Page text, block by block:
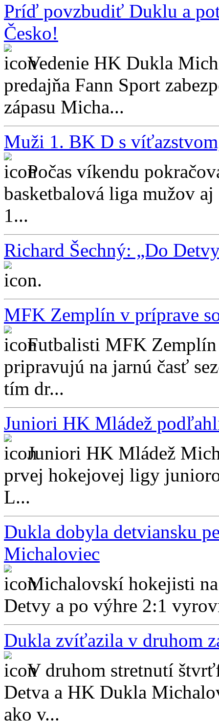
Príď povzbudiť Duklu a
Česko!
Vedenie HK Dukla
predajňa Fann Sport
zápasu Micha...
Muži 1. BK D s
Počas víkendu
basketbalová liga mužov
1...
Richard Šechný: „Do
...
MFK Zemplín v príprave
Futbalisti MFK Zemplín
pripravujú na jarnú časť
tím dr...
Juniori HK Mládež
Juniori HK Mládež
prvej hokejovej ligy
L...
Dukla dobyla detviansku
Michaloviec
Michalovskí hokejisti
Detvy a po výhre 2:1
Dukla zvíťazila v druhom
V druhom stretnutí
Detva a HK Dukla
ako v...